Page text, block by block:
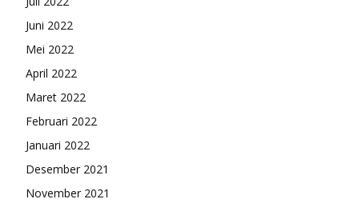
Juni 2022
Mei 2022
April 2022
Maret 2022
Februari 2022
Januari 2022
Desember 2021
November 2021